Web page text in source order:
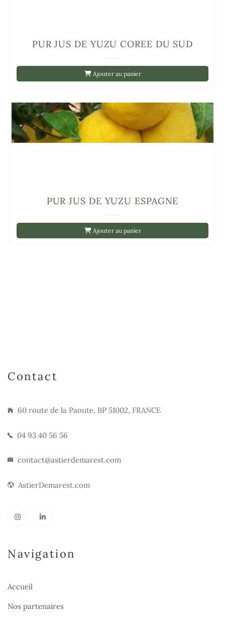
Ajouter au panier
PUR JUS DE YUZU COREE DU SUD
Ajouter au panier
PUR JUS DE YUZU ESPAGNE
Contact
60 route de la Paoute, BP 51002, FRANCE
04 93 40 56 56
contact@astierdemarest.com
AstierDemarest.com
Navigation
Accueil
Nos partenaires